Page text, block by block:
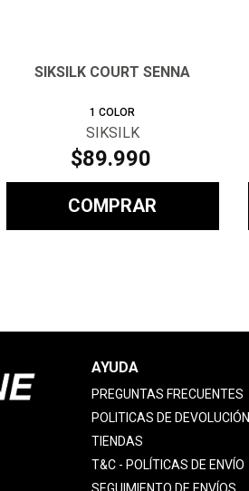
SIKSILK COURT SENNA
1 COLOR
SIKSILK
$89.990
COMPRAR
AYUDA
PREGUNTAS FRECUENTES
POLITICAS DE DEVOLUCIÓN
TIENDAS
T&C - POLÍTICAS DE ENVÍO